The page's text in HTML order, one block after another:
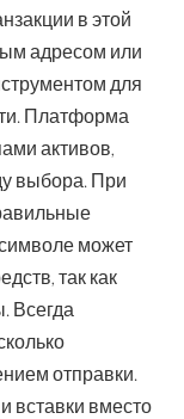
в этой
адресом или
для
Платформа
активов,
выбора. При
может
так как
Всегда
отправки.
вставки вместо